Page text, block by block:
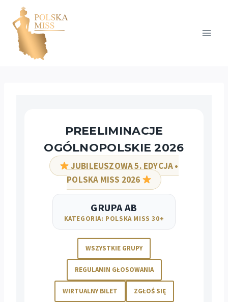
Przejdź
treści
PREELIMINACJE
OGÓLNOPOLSKIE 2026
JUBILEUSZOWA 5. EDYCJA •
POLSKA MISS 2026
GRUPA AB
KATEGORIA: POLSKA MISS 30+
WSZYSTKIE GRUPY
REGULAMIN GŁOSOWANIA
WIRTUALNY BILET ZGŁOŚ SIĘ